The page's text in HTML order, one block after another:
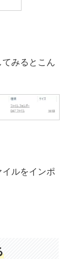
みるとこん
ルをインポ